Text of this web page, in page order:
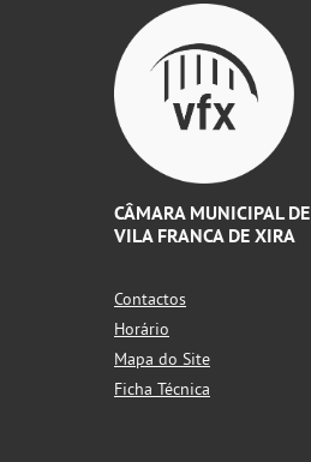
CÂMARA MUNICIPAL DE
VILA FRANCA DE XIRA
Contactos
Horário
Mapa do Site
Ficha Técnica